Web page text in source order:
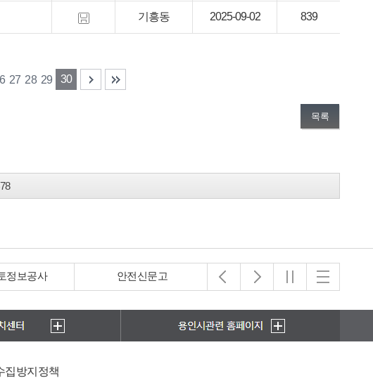
기흥동 2025-09-02 839
27 28 29 30
목록
정보공사 안전신문고 아동보호전문기관
집방지정책